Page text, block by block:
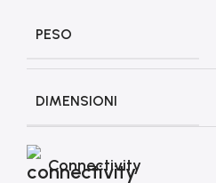
PESO
DIMENSIONI
Connectivity